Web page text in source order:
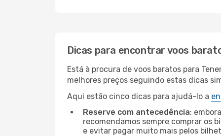
Dicas para encontrar voos
Está à procura de voos baratos para
melhores preços seguindo estas dicas
Aqui estão cinco dicas para ajudá-lo a
Reserve com antecedência:
recomendamos sempre comprar os
e evitar pagar muito mais pelos